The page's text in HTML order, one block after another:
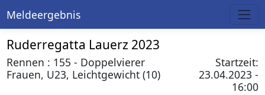
Meldeergebnis
Ruderregatta Lauerz 2023
Rennen : 155 - Doppelvierer
Frauen, U23, Leichtgewicht (10)
Startzeit:
23.04.2023 -
16:00